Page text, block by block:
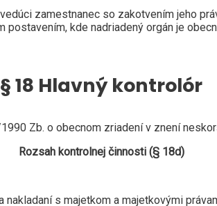
zamestnanec so zakotvením jeho
kde nadriadený orgán je
§ 18 Hlavný kontrolór
Zb. o obecnom zriadení v znení
Rozsah kontrolnej činnosti (§ 18d)
s majetkom a majetkovými